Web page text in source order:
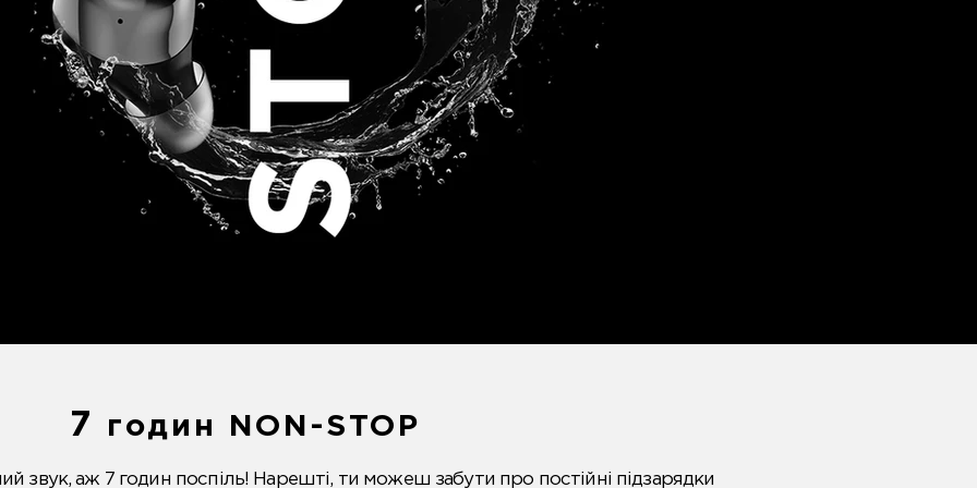
7 годин NON-STOP
звук, аж 7 годин поспіль! Нарешті, ти можеш забути про постійні підзарядки